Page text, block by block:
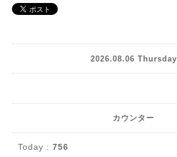
2026.08.06 Thursday
カウンター
Today : 756